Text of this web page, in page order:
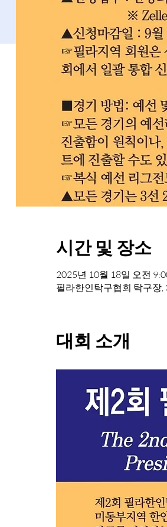
시간 및 장소
2025년 10월 18일 오전
필라한인탁구협회 탁구장,
대회 소개